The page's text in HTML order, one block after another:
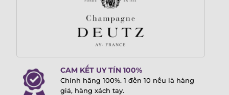
CAM KẾT UY TÍN 100%
Chính hãng 100%. 1 đền 10 nếu là hàng
giả, hàng xách tay.